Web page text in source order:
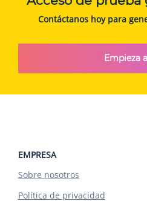
Contáctanos hoy para
Empieza
EMPRESA
Sobre nosotros
Política de privacidad